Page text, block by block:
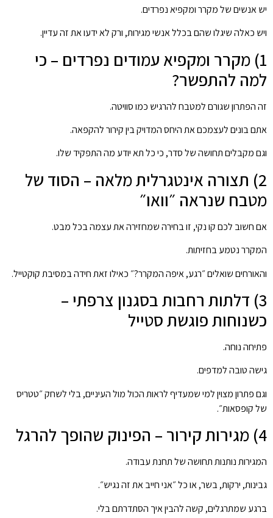
יש אנשים של מקרר ומקפיא נפרדים.
ויש כאלה שיגלו שהם בכלל אנשי מגירות, ורק לא ידעו את זה עדיין.
1) מקרר ומקפיא עמודים נפרדים – כי
למה להתפשר?
זה הפתרון שגורם למטבח להרגיש כמו סוויטה.
אתם בונים לעצמכם את היחס המדויק בין קירור להקפאה.
וגם מקבלים תחושה של סדר, כי כל תא יודע מה התפקיד שלו.
2) תצורה אינטגרלית מלאה – הסוד של
מטבח שנראה ״וואו״
אם חשוב לכם קו נקי, זו בחירה שמחזירה את עצמה בכל מבט.
המקרר נטמע בחזיתות.
והאורחים שואלים ״רגע, איפה המקרר?״ כאילו זאת חידה במסיבת קוקטייל.
3) דלתות רחבות בסגנון צרפתי –
כשנוחות פוגשת סטייל
פתיחה נוחה.
גישה טובה למדפים.
וגם פתרון מצוין למי שמעדיף לראות הכול מול העיניים, בלי לשחק ״טטריס
של קופסאות״.
4) מגירות קירור – הפינוק שהופך להרגל
המגירות נותנות תחושה של תחנת עבודה.
גבינות, ירקות, בשר, או כל ״אני חייב את זה נגיש״.
ברגע שמתרגלים, קשה להבין איך הסתדרתם בלי.